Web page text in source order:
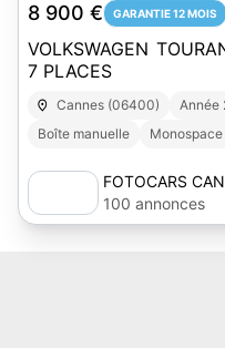
8 900 € GARANTIE 12 MOIS
VOLKSWAGEN
7 PLACES
Cannes (06400) Année
Boîte manuelle
Monospace
FOTOCARS
100 annonces